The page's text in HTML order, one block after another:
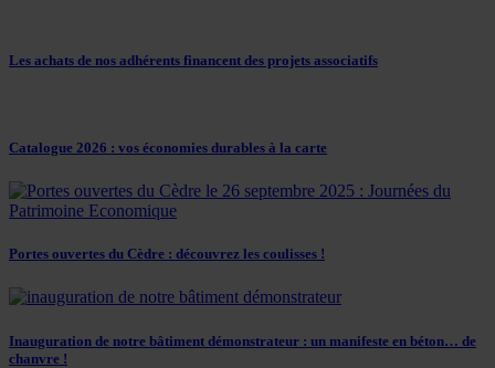
Les achats de nos adhérents financent des projets associatifs
Catalogue 2026 : vos économies durables à la carte
Portes ouvertes du Cèdre : découvrez les coulisses !
Inauguration de notre bâtiment démonstrateur : un manifeste en béton… de
chanvre !